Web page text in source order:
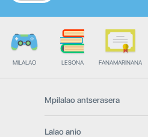
MILALAO LESONA FANAMARINANA
Mpilalao antserasera
Lalao anio